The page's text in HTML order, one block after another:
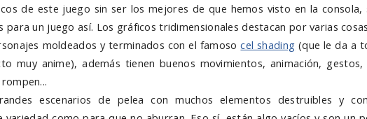
de este juego sin ser los mejores de que hemos visto en la consola,
para un juego así. Los gráficos tridimensionales destacan por varias
moldeados y terminados con el famosocel shading (que le da a
muy anime), además tienen buenos movimientos, animación, gestos,
escenarios de pelea con muchos elementos destruibles y